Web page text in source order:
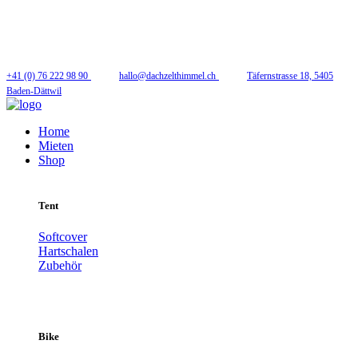
+41 (0) 76 222 98 90 hallo@dachzelthimmel.ch
Täfernstrasse 18, 5405
Baden-Dättwil
Home
Mieten
Shop
Tent
Softcover
Hartschalen
Zubehör
Bike